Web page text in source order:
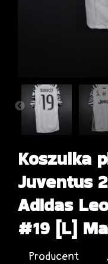
Koszulka
Juventus
Adidas
#19 [L]
Producent